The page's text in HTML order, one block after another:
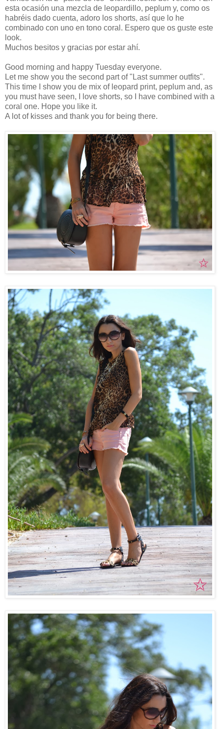
esta ocasión una mezcla de leopardillo, peplum y, como os
habréis dado cuenta, adoro los shorts, así que lo he
combinado con uno en tono coral. Espero que os guste este
look.
Muchos besitos y gracias por estar ahí.
Good morning and happy Tuesday everyone.
Let me show you the second part of "Last summer outfits".
This time I show you de mix of leopard print, peplum and, as
you must have seen, I love shorts, so I have combined with a
coral one. Hope you like it.
A lot of kisses and thank you for being there.